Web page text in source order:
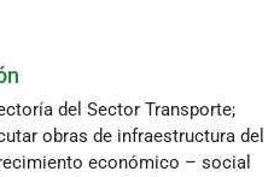
del Sector Transporte;
obras de infraestructura del
económico – social